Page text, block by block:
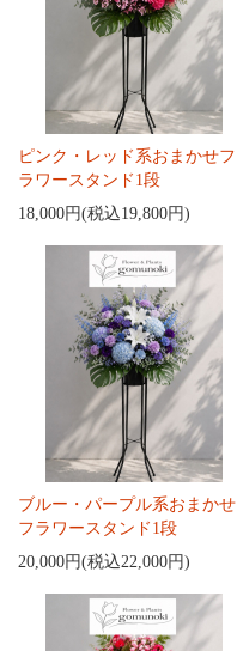
ピンク・レッド系おまかせフ
ラワースタンド1段
18,000円(税込19,800円)
ブルー・パープル系おまかせ
フラワースタンド1段
20,000円(税込22,000円)